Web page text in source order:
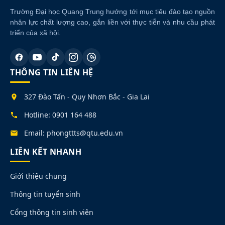
Trường Đại học Quang Trung hướng tới mục tiêu đào tạo nguồn
nhân lực chất lượng cao, gắn liền với thực tiễn và nhu cầu phát
triển của xã hội.
THÔNG TIN LIÊN HỆ
327 Đào Tấn - Quy Nhơn Bắc - Gia Lai
Hotline: 0901 164 488
Email: phongttts@qtu.edu.vn
LIÊN KẾT NHANH
Giới thiệu chung
Thông tin tuyển sinh
Cổng thông tin sinh viên